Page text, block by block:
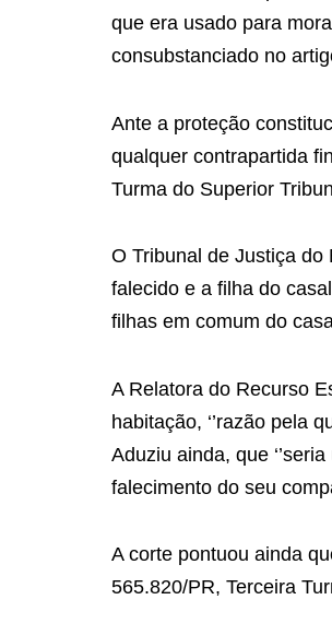
que era usado para
consubstanciado no
Ante a proteção
qualquer contrapartida
Turma do Superior
O Tribunal de Justiça
falecido e a filha do
filhas em comum do
A Relatora do Recurso
habitação, ‘’razão pela
Aduziu ainda, que
falecimento do seu
A corte pontuou ainda
565.820/PR, Terceira